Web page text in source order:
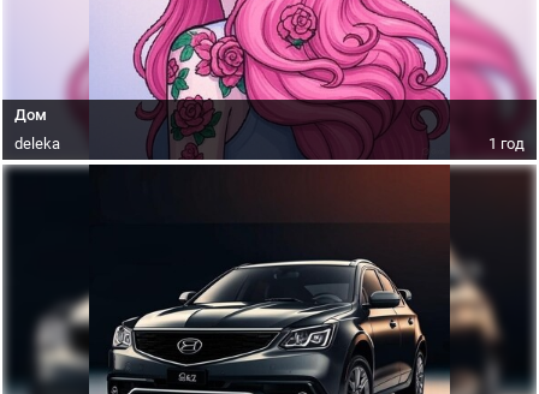
Дом
1 год
deleka